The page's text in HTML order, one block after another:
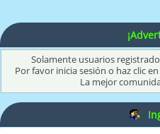
Solamente usuarios
Por favor inicia sesión o haz clic en
La mejor